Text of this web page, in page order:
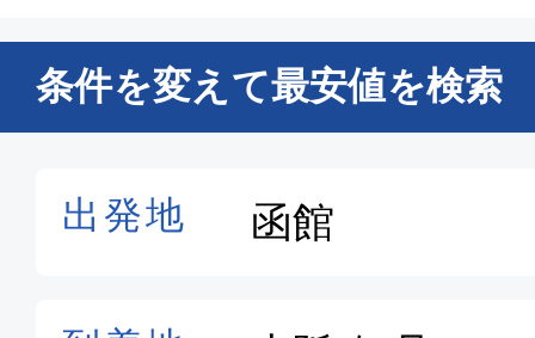
クラスJ
条件を変えて最安値を検索